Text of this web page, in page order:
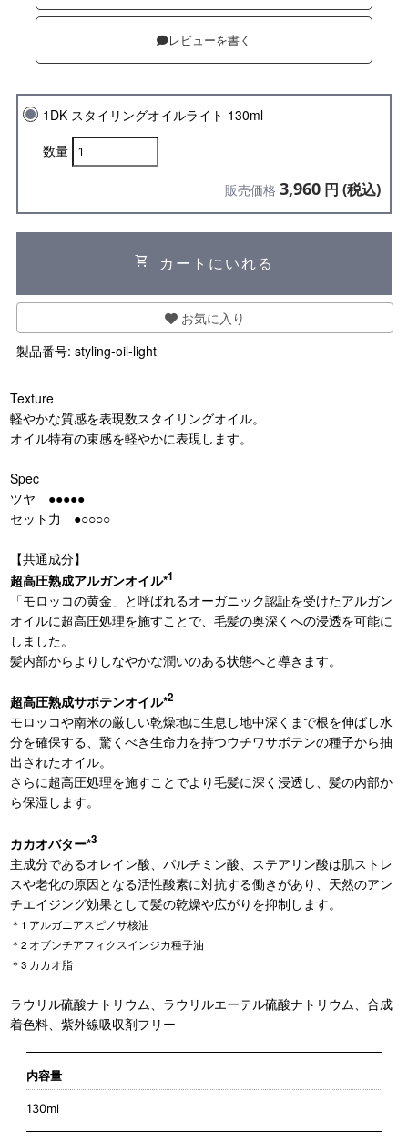
レビューを書く
1DK スタイリングオイルライト 130ml
数量
販売価格 3,960 円 (税込)
shopping_cart カートにいれる
お気に入り
製品番号: styling-oil-light
Texture
軽やかな質感を表現数スタイリングオイル。
オイル特有の束感を軽やかに表現します。
Spec
ツヤ ●●●●●
セット力 ●○○○○
【共通成分】
超高圧熟成アルガンオイル*1
「モロッコの黄金」と呼ばれるオーガニック認証を受けたアルガン
オイルに超高圧処理を施すことで、毛髪の奥深くへの浸透を可能に
しました。
髪内部からよりしなやかな潤いのある状態へと導きます。
超高圧熟成サボテンオイル*2
モロッコや南米の厳しい乾燥地に生息し地中深くまで根を伸ばし水
分を確保する、驚くべき生命力を持つウチワサボテンの種子から抽
出されたオイル。
さらに超高圧処理を施すことでより毛髪に深く浸透し、髪の内部か
ら保湿します。
カカオバター*3
主成分であるオレイン酸、パルチミン酸、ステアリン酸は肌ストレ
スや老化の原因となる活性酸素に対抗する働きがあり、天然のアン
チエイジング効果として髪の乾燥や広がりを抑制します。
＊1 アルガニアスピノサ核油
＊2 オブンチアフィクスインジカ種子油
＊3 カカオ脂
ラウリル硫酸ナトリウム、ラウリルエーテル硫酸ナトリウム、合成
着色料、紫外線吸収剤フリー
内容量
130ml